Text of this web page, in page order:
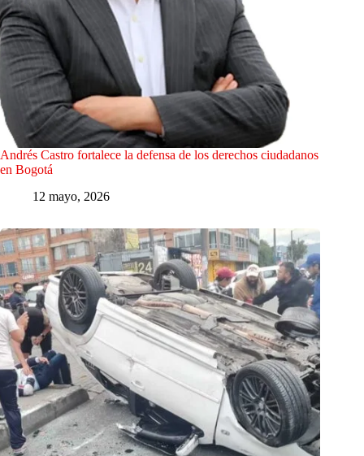
Andrés Castro fortalece la defensa de los derechos ciudadanos
en Bogotá
12 mayo, 2026